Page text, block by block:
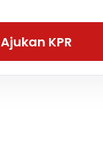
Ajukan KPR